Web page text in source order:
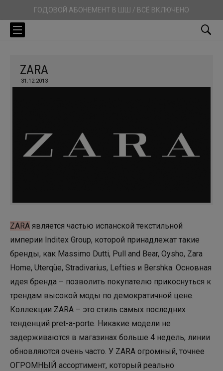
ГОДОВОЙ АБОНЕМЕНТ В ШШ / ВСЁ ВКЛЮЧЕНО
ZARA
31.12.2013
ZARA является частью испанской текстильной
империи Inditex Group, которой принадлежат такие
бренды, как Massimo Dutti, Pull and Bear, Oysho, Zara
Home, Uterqüe, Stradivarius, Lefties и Bershka. Основная
идея бренда – позволить покупателю прикоснуться к
трендам высокой моды по демократичной цене.
Коллекции ZARA – это стиль самых последних
тенденций pret-a-porte. Никакие модели не
задерживаются в магазинах больше 4 недель, линии
обновляются очень часто. У ZARA огромный, точнее
ОГРОМНЫЙ ассортимент, который реально